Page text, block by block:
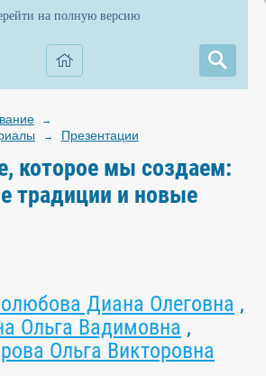
на полную версию
→
→ Презентации
которое мы создаем:
традиции и новые
Диана Олеговна ,
Ольга Вадимовна ,
Ольга Викторовна